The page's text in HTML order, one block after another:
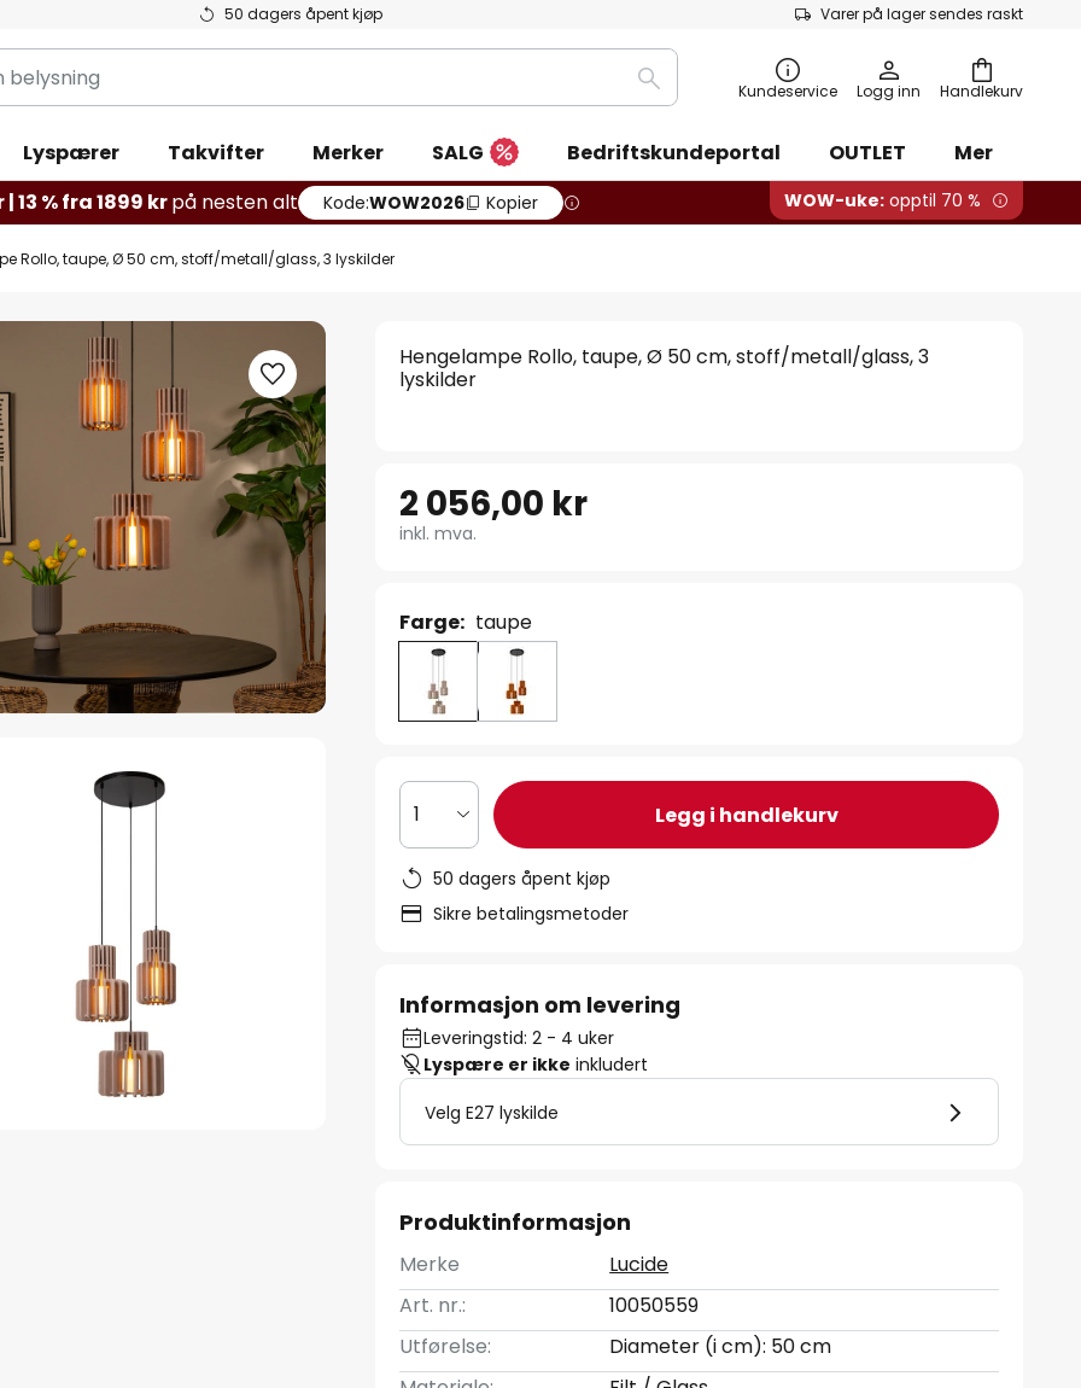
50 dagers åpent kjøp Varer på lager sendes raskt
Handlekurv
Søk Kundeservice Logg inn
Lyspærer Takvifter Merker SALG Bedriftskundeportal OUTLET
Mer
13 % fra 1899 krpå nesten alt Kode:WOW2026 Kopier WOW-uke: opptil 70 %
Rollo, taupe, Ø 50 cm, stoff/metall/glass, 3 lyskilder
Hengelampe Rollo, taupe, Ø 50 cm, stoff/metall/glass, 3
lyskilder
2 056,00 kr
inkl. mva.
Farge: taupe
1 Legg i handlekurv
50 dagers åpent kjøp
Sikre betalingsmetoder
Informasjon om levering
Leveringstid: 2 - 4 uker
Lyspære er ikke inkludert
Velg E27 lyskilde
Produktinformasjon
Merke
Lucide
Art. nr.:
10050559
Utførelse:
Diameter (i cm): 50 cm